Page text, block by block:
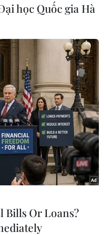
liên quan tại Libya
(TTXVN/Vietnam+)
trị
học Quốc gia Hà
Bills Or Loans?